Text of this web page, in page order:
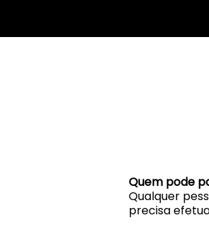
Quem pode
Qualquer
precisa